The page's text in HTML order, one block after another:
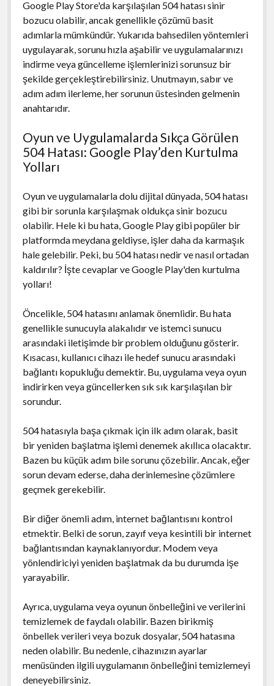
Google Play Store'da karşılaşılan 504 hatası sinir
bozucu olabilir, ancak genellikle çözümü basit
adımlarla mümkündür. Yukarıda bahsedilen yöntemleri
uygulayarak, sorunu hızla aşabilir ve uygulamalarınızı
indirme veya güncelleme işlemlerinizi sorunsuz bir
şekilde gerçekleştirebilirsiniz. Unutmayın, sabır ve
adım adım ilerleme, her sorunun üstesinden gelmenin
anahtarıdır.
Oyun ve Uygulamalarda Sıkça Görülen
504 Hatası: Google Play’den Kurtulma
Yolları
Oyun ve uygulamalarla dolu dijital dünyada, 504 hatası
gibi bir sorunla karşılaşmak oldukça sinir bozucu
olabilir. Hele ki bu hata, Google Play gibi popüler bir
platformda meydana geldiyse, işler daha da karmaşık
hale gelebilir. Peki, bu 504 hatası nedir ve nasıl ortadan
kaldırılır? İşte cevaplar ve Google Play'den kurtulma
yolları!
Öncelikle, 504 hatasını anlamak önemlidir. Bu hata
genellikle sunucuyla alakalıdır ve istemci sunucu
arasındaki iletişimde bir problem olduğunu gösterir.
Kısacası, kullanıcı cihazı ile hedef sunucu arasındaki
bağlantı kopukluğu demektir. Bu, uygulama veya oyun
indirirken veya güncellerken sık sık karşılaşılan bir
sorundur.
504 hatasıyla başa çıkmak için ilk adım olarak, basit
bir yeniden başlatma işlemi denemek akıllıca olacaktır.
Bazen bu küçük adım bile sorunu çözebilir. Ancak, eğer
sorun devam ederse, daha derinlemesine çözümlere
geçmek gerekebilir.
Bir diğer önemli adım, internet bağlantısını kontrol
etmektir. Belki de sorun, zayıf veya kesintili bir internet
bağlantısından kaynaklanıyordur. Modem veya
yönlendiriciyi yeniden başlatmak da bu durumda işe
yarayabilir.
Ayrıca, uygulama veya oyunun önbelleğini ve verilerini
temizlemek de faydalı olabilir. Bazen birikmiş
önbellek verileri veya bozuk dosyalar, 504 hatasına
neden olabilir. Bu nedenle, cihazınızın ayarlar
menüsünden ilgili uygulamanın önbelleğini temizlemeyi
deneyebilirsiniz.